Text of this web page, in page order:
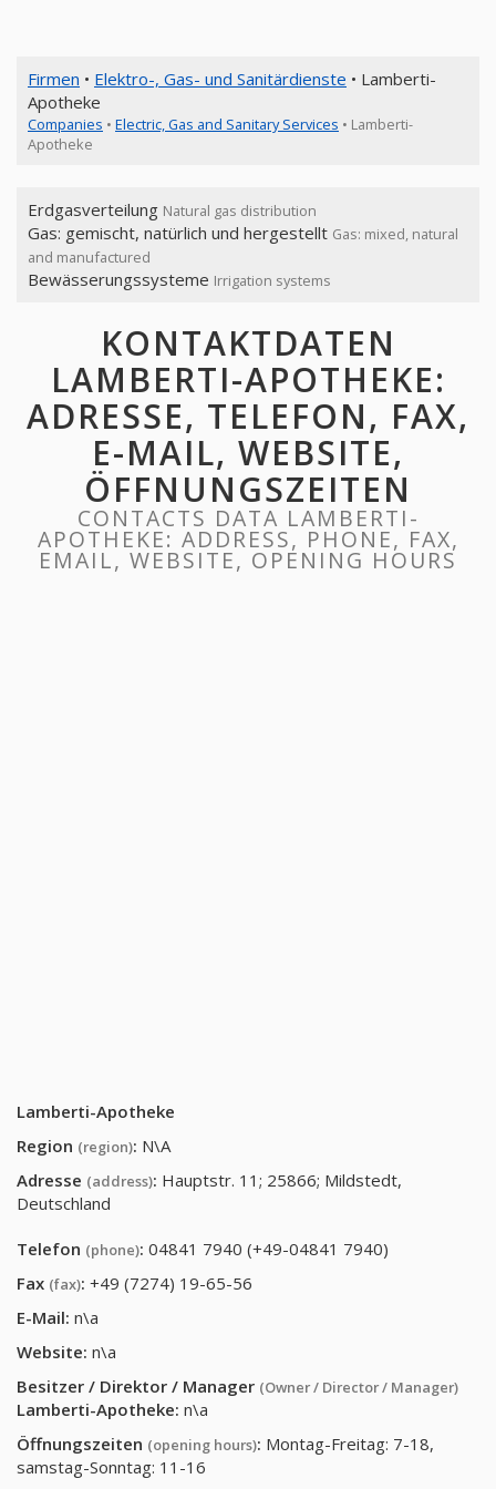
Firmen • Elektro-, Gas- und Sanitärdienste • Lamberti-
Apotheke
Companies • Electric, Gas and Sanitary Services • Lamberti-
Apotheke
Erdgasverteilung Natural gas distribution
Gas: gemischt, natürlich und hergestellt Gas: mixed, natural
and manufactured
Bewässerungssysteme Irrigation systems
KONTAKTDATEN
LAMBERTI-APOTHEKE:
ADRESSE, TELEFON, FAX,
E-MAIL, WEBSITE,
ÖFFNUNGSZEITEN
CONTACTS DATA LAMBERTI-
APOTHEKE: ADDRESS, PHONE, FAX,
EMAIL, WEBSITE, OPENING HOURS
Lamberti-Apotheke
Region (region): N\A
Adresse (address): Hauptstr. 11; 25866; Mildstedt,
Deutschland
Telefon (phone): 04841 7940 (+49-04841 7940)
Fax (fax): +49 (7274) 19-65-56
E-Mail: n\a
Website: n\a
Besitzer / Direktor / Manager (Owner / Director / Manager)
Lamberti-Apotheke: n\a
Öffnungszeiten (opening hours): Montag-Freitag: 7-18,
samstag-Sonntag: 11-16